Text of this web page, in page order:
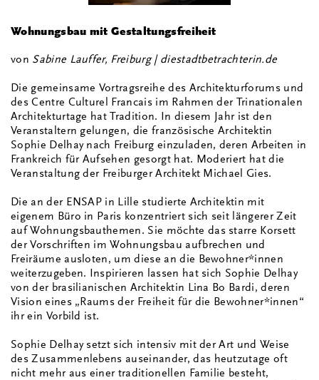
Wohnungsbau mit Gestaltungsfreiheit
von Sabine Lauffer, Freiburg | diestadtbetrachterin.de
Die gemeinsame Vortragsreihe des Architekturforums und
des Centre Culturel Francais im Rahmen der Trinationalen
Architekturtage hat Tradition. In diesem Jahr ist den
Veranstaltern gelungen, die französische Architektin
Sophie Delhay nach Freiburg einzuladen, deren Arbeiten in
Frankreich für Aufsehen gesorgt hat. Moderiert hat die
Veranstaltung der Freiburger Architekt Michael Gies.
Die an der ENSAP in Lille studierte Architektin mit
eigenem Büro in Paris konzentriert sich seit längerer Zeit
auf Wohnungsbauthemen. Sie möchte das starre Korsett
der Vorschriften im Wohnungsbau aufbrechen und
Freiräume ausloten, um diese an die Bewohner*innen
weiterzugeben. Inspirieren lassen hat sich Sophie Delhay
von der brasilianischen Architektin Lina Bo Bardi, deren
Vision eines „Raums der Freiheit für die Bewohner*innen“
ihr ein Vorbild ist.
Sophie Delhay setzt sich intensiv mit der Art und Weise
des Zusammenlebens auseinander, das heutzutage oft
nicht mehr aus einer traditionellen Familie besteht,